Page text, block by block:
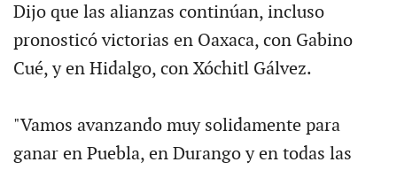
Dijo que las alianzas continúan, incluso
pronosticó victorias en Oaxaca, con Gabino
Cué, y en Hidalgo, con Xóchitl Gálvez.
"Vamos avanzando muy solidamente para
ganar en Puebla, en Durango y en todas las